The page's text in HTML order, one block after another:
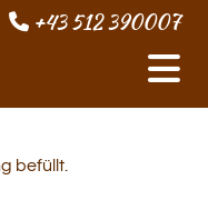
 +43 512 390007
befüllt.